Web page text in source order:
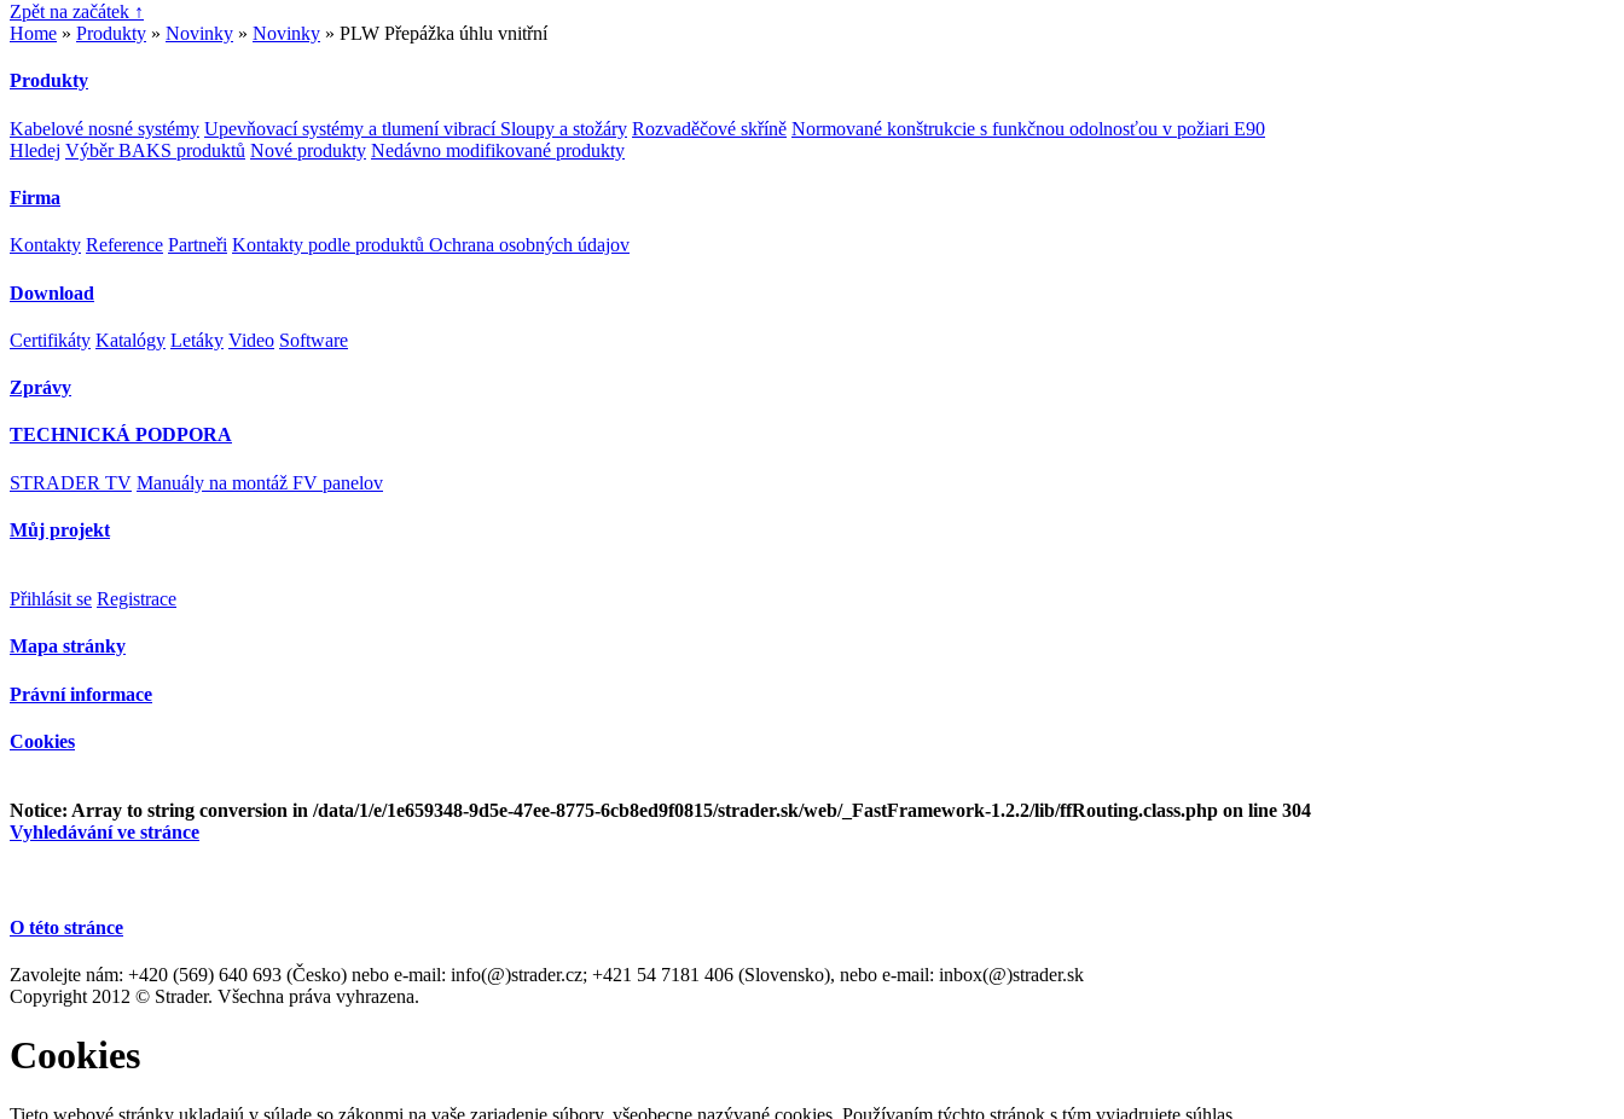
Zpět na začátek ↑
Home » Produkty » Novinky » Novinky » PLW Přepážka úhlu vnitřní
Produkty
Kabelové nosné systémy Upevňovací systémy a tlumení vibrací Sloupy a stožáry Rozvaděčové skříně Normované konštrukcie s funkčnou odolnosťou v požiari E90
Hledej Výběr BAKS produktů Nové produkty Nedávno modifikované produkty
Firma
Kontakty Reference Partneři Kontakty podle produktů Ochrana osobných údajov
Download
Certifikáty Katalógy Letáky Video Software
Zprávy
TECHNICKÁ PODPORA
STRADER TV Manuály na montáž FV panelov
Můj projekt
Přihlásit se Registrace
Mapa stránky
Právní informace
Cookies
Notice: Array to string conversion in /data/1/e/1e659348-9d5e-47ee-8775-6cb8ed9f0815/strader.sk/web/_FastFramework-1.2.2/lib/ffRouting.class.php on line 304
Vyhledávání ve stránce
O této stránce
Zavolejte nám: +420 (569) 640 693 (Česko) nebo e-mail: info(@)strader.cz; +421 54 7181 406 (Slovensko), nebo e-mail: inbox(@)strader.sk
Copyright 2012 © Strader. Všechna práva vyhrazena.
Cookies
Tieto webové stránky ukladajú v súlade so zákonmi na vaše zariadenie súbory, všeobecne nazývané cookies. Používaním týchto stránok s tým vyjadrujete súhlas.